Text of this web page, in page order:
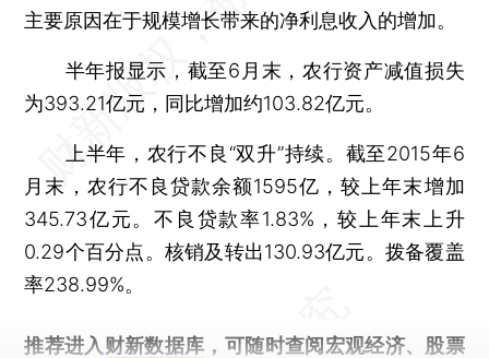
主要原因在于规模增长带来的净利息收入的增加。
半年报显示，截至6月末，农行资产减值损失
为393.21亿元，同比增加约103.82亿元。
上半年，农行不良“双升”持续。截至2015年6
月末，农行不良贷款余额1595亿，较上年末增加
345.73亿元。不良贷款率1.83%，较上年末上升
0.29个百分点。核销及转出130.93亿元。拨备覆盖
率238.99%。
推荐进入 财新数据库 ，可随时查阅宏观经济、股票